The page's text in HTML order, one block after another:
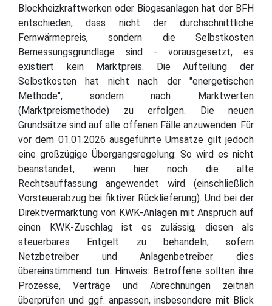
Blockheizkraftwerken oder Biogasanlagen hat der BFH
entschieden, dass nicht der durchschnittliche
Fernwärmepreis, sondern die Selbstkosten
Bemessungsgrundlage sind - vorausgesetzt, es
existiert kein Marktpreis. Die Aufteilung der
Selbstkosten hat nicht nach der "energetischen
Methode", sondern nach Marktwerten
(Marktpreismethode) zu erfolgen. Die neuen
Grundsätze sind auf alle offenen Fälle anzuwenden. Für
vor dem 01.01.2026 ausgeführte Umsätze gilt jedoch
eine großzügige Übergangsregelung: So wird es nicht
beanstandet, wenn hier noch die alte
Rechtsauffassung angewendet wird (einschließlich
Vorsteuerabzug bei fiktiver Rücklieferung). Und bei der
Direktvermarktung von KWK-Anlagen mit Anspruch auf
einen KWK-Zuschlag ist es zulässig, diesen als
steuerbares Entgelt zu behandeln, sofern
Netzbetreiber und Anlagenbetreiber dies
übereinstimmend tun. Hinweis: Betroffene sollten ihre
Prozesse, Verträge und Abrechnungen zeitnah
überprüfen und ggf. anpassen, insbesondere mit Blick